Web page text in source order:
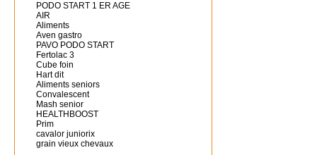
PODO START 1 ER AGE
AIR
Aliments
Aven gastro
PAVO PODO START
Fertolac 3
Cube foin
Hart dit
Aliments seniors
Convalescent
Mash senior
HEALTHBOOST
Prim
cavalor juniorix
grain vieux chevaux